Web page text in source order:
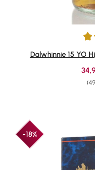
Durchschnittliche
Dalwhinnie 15 YO
-18%